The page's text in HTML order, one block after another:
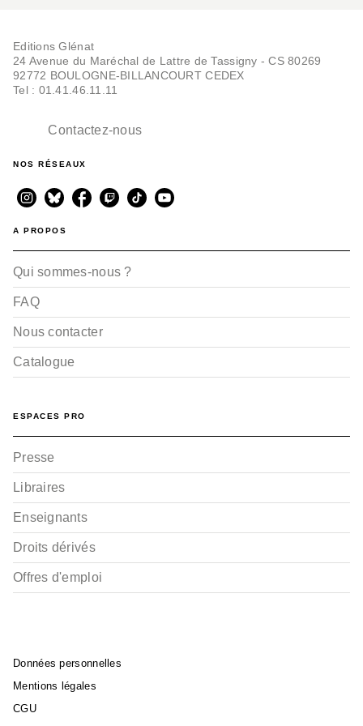
Editions Glénat
24 Avenue du Maréchal de Lattre de Tassigny - CS 80269
92772 BOULOGNE-BILLANCOURT CEDEX
Tel : 01.41.46.11.11
Contactez-nous
NOS RÉSEAUX
A PROPOS
Qui sommes-nous ?
FAQ
Nous contacter
Catalogue
ESPACES PRO
Presse
Libraires
Enseignants
Droits dérivés
Offres d'emploi
Données personnelles
Mentions légales
CGU